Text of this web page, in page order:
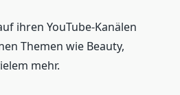
ihren YouTube-Kanälen
Themen wie Beauty,
mehr.